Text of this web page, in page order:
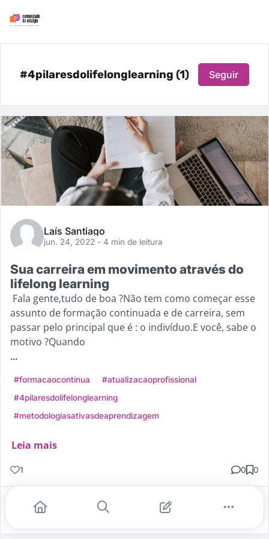
#4pilaresdolifelonglearning (1) Seguir
Laís Santiago
jun. 24, 2022 - 4 min de leitura
Sua carreira em movimento através do
lifelong learning
Fala gente,tudo de boa ?Não tem como começar esse
assunto de formação continuada e de carreira, sem
passar pelo principal que é : o indivíduo.E você, sabe o
motivo ?Quando
...
#formacaocontinua
#atualizacaoprofissional
#4pilaresdolifelonglearning
#metodologiasativasdeaprendizagem
Leia mais
1 0 0
Gostei Comentar Salvar